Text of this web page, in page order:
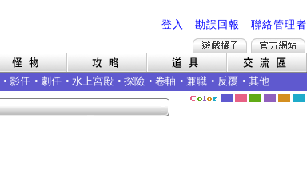
登入 ｜ 勘誤回報 ｜ 聯絡管理者
• 影任 • 劇任 • 水上宮殿 • 探險 • 卷軸 • 兼職 • 反覆 • 其他